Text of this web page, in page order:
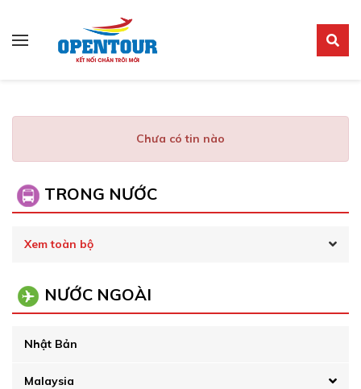
Cẩm Nang Kinh Nghiệm
TRONG NƯỚC
Xem toàn bộ
NƯỚC NGOÀI
Nhật Bản
Malaysia
Chưa có tin nào